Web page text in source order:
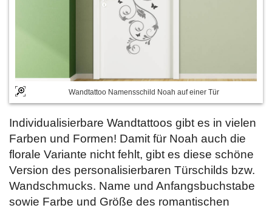
Wandtattoo Namensschild Noah auf einer Tür
Individualisierbare Wandtattoos gibt es in vielen
Farben und Formen! Damit für Noah auch die
florale Variante nicht fehlt, gibt es diese schöne
Version des personalisierbaren Türschilds bzw.
Wandschmucks. Name und Anfangsbuchstabe
sowie Farbe und Größe des romantischen